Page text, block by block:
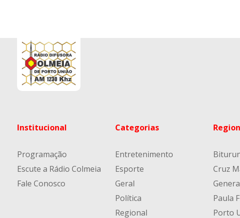
Institucional
Programação
Escute a Rádio Colmeia
Fale Conosco
Categorias
Entretenimento
Esporte
Geral
Política
Regional
Cruz
Paula
Porto